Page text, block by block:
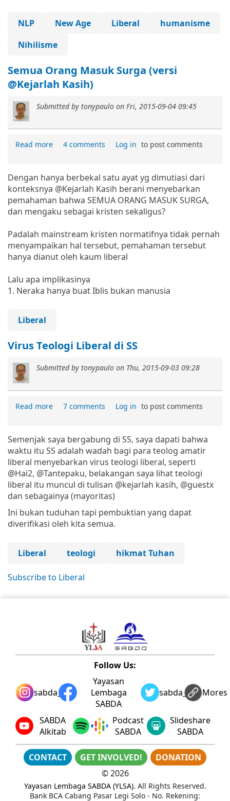
NLP New Age Liberal
humanisme
Nihilisme
Semua Orang Masuk Surga (versi
@Kejarlah Kasih)
Submitted bytonypaulo on Fri, 2015-09-04 09:45
Read more 4 comments Log in to post comments
Dengan hanya berbekal satu ayat yg dimutiasi dari
konteksnya @Kejarlah Kasih berani menyebarkan
pemahaman bahwa SEMUA ORANG MASUK SURGA,
dan mengaku sebagai kristen sekaligus?
Padalah mainstream kristen normatifnya tidak pernah
menyampaikan hal tersebut, pemahaman tersebut
hanya dianut oleh kaum liberal
Lalu apa implikasinya
1. Neraka hanya buat Iblis bukan manusia
Liberal
Virus Teologi Liberal di SS
Submitted bytonypaulo on Thu, 2015-09-03 09:28
Read more 7 comments Log in to post comments
Semenjak saya bergabung di SS, saya dapati bahwa
waktu itu SS adalah wadah bagi para teolog amatir
liberal menyebarkan virus teologi liberal, seperti
@Hai2, @Tantepaku, belakangan saya lihat teologi
liberal itu muncul di tulisan @kejarlah kasih, @guestx
dan sebagainya (mayoritas)
Ini bukan tuduhan tapi pembuktian yang dapat
diverifikasi oleh kita semua.
Liberal teologi hikmat Tuhan
Subscribe to Liberal
Follow Us:
sabda_ylsa
Yayasan
Lembaga
SABDA
sabda_ylsaMores
SABDA
Alkitab
Podcast
SABDA
Slideshare
SABDA
CONTACT GET INVOLVED!
DONATION
©2026
Yayasan Lembaga SABDA (YLSA). All Rights Reserved.
Bank BCA Cabang Pasar Legi Solo - No. Rekening: